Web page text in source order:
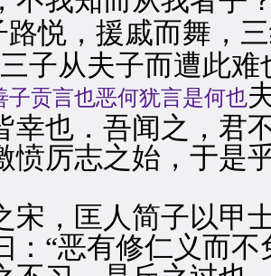
路悦，援戚而舞，
子从夫子而遭此
子贡言也恶何犹言是何也
幸也．吾闻之，君
愤厉志之始，于是
，匡人简子以甲士
：“恶有修仁义而